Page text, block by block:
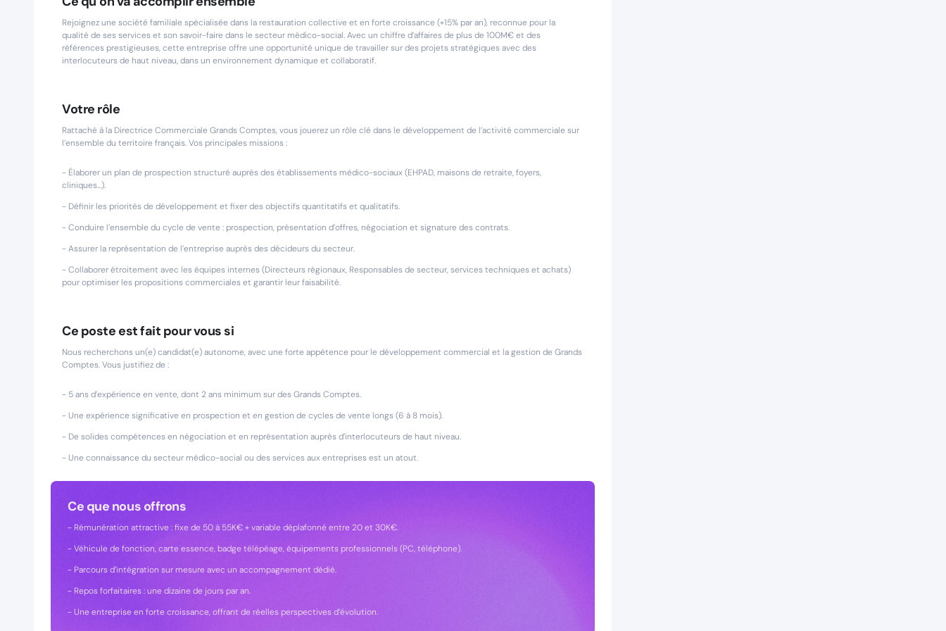
Rejoignez une société familiale spécialisée dans la restauration collective et en forte croissance (+15% par an), reconnue pour la
qualité de ses services et son savoir-faire dans le secteur médico-social. Avec un chiffre d’affaires de plus de 100M€ et des
références prestigieuses, cette entreprise offre une opportunité unique de travailler sur des projets stratégiques avec des
interlocuteurs de haut niveau, dans un environnement dynamique et collaboratif.
Votre rôle
Rattaché à la Directrice Commerciale Grands Comptes, vous jouerez un rôle clé dans le développement de l’activité commerciale sur
l’ensemble du territoire français. Vos principales missions :
- Élaborer un plan de prospection structuré auprès des établissements médico-sociaux (EHPAD, maisons de retraite, foyers,
cliniques…).
- Définir les priorités de développement et fixer des objectifs quantitatifs et qualitatifs.
- Conduire l’ensemble du cycle de vente : prospection, présentation d’offres, négociation et signature des contrats.
- Assurer la représentation de l’entreprise auprès des décideurs du secteur.
- Collaborer étroitement avec les équipes internes (Directeurs régionaux, Responsables de secteur, services techniques et achats)
pour optimiser les propositions commerciales et garantir leur faisabilité.
Ce poste est fait pour vous si
Nous recherchons un(e) candidat(e) autonome, avec une forte appétence pour le développement commercial et la gestion de Grands
Comptes. Vous justifiez de :
- 5 ans d’expérience en vente, dont 2 ans minimum sur des Grands Comptes.
- Une expérience significative en prospection et en gestion de cycles de vente longs (6 à 8 mois).
- De solides compétences en négociation et en représentation auprès d’interlocuteurs de haut niveau.
- Une connaissance du secteur médico-social ou des services aux entreprises est un atout.
Ce que nous offrons
- Rémunération attractive : fixe de 50 à 55K€ + variable déplafonné entre 20 et 30K€.
- Véhicule de fonction, carte essence, badge télépéage, équipements professionnels (PC, téléphone).
- Parcours d’intégration sur mesure avec un accompagnement dédié.
- Repos forfaitaires : une dizaine de jours par an.
- Une entreprise en forte croissance, offrant de réelles perspectives d’évolution.